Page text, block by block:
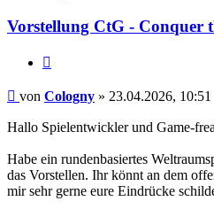
Vorstellung CtG - Conquer
Beitrag
von Cologny » 23.04.2026, 10:51
Hallo Spielentwickler und Game-
Habe ein rundenbasiertes
das Vorstellen. Ihr könnt an dem
mir sehr gerne eure Eindrücke